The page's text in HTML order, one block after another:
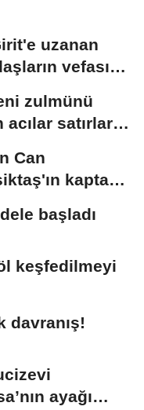
uzanan
vefası
zulmünü
acılar satırlara
Can
kaptanı
başladı
keşfedilmeyi
davranış!
ayağı